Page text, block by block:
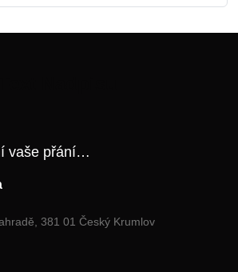
vaše přání…
381 01 Český Krumlov